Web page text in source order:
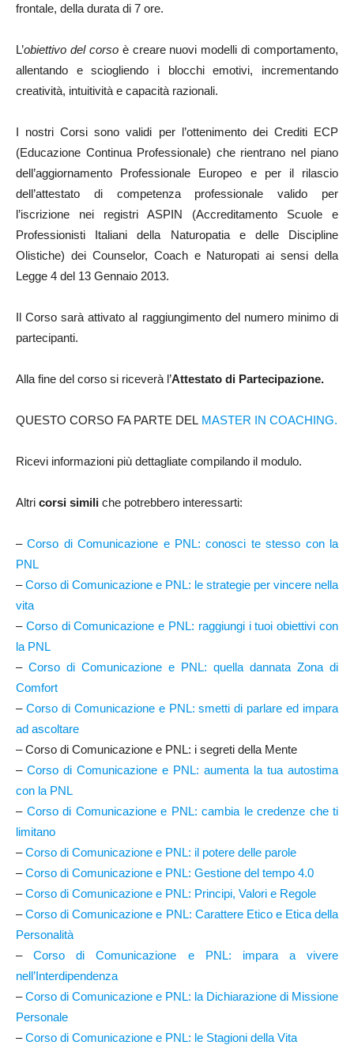
frontale, della durata di 7 ore.
L’obiettivo del corsoè creare nuovi modelli di comportamento,
allentando e sciogliendo i blocchi emotivi, incrementando
creatività, intuitività e capacità razionali.
I nostri Corsi sono validi per l’ottenimento dei Crediti ECP
(Educazione Continua Professionale) che rientrano nel piano
dell’aggiornamento Professionale Europeo e per il rilascio
dell’attestato di competenza professionale valido per
l’iscrizione nei registri ASPIN (Accreditamento Scuole e
Professionisti Italiani della Naturopatia e delle Discipline
Olistiche) dei Counselor, Coach e Naturopati ai sensi della
Legge 4 del 13 Gennaio 2013.
Il Corso sarà attivato al raggiungimento del numero minimo di
partecipanti.
Alla fine del corso si riceverà l’Attestato di Partecipazione.
QUESTO CORSO FA PARTE DEL MASTER IN COACHING.
Ricevi informazioni più dettagliate compilando il modulo.
Altri corsi simili che potrebbero interessarti:
–Corso di Comunicazione e PNL: conosci te stesso con la
PNL
–Corso di Comunicazione e PNL: le strategie per vincere nella
vita
– Corso di Comunicazione e PNL: raggiungi i tuoi obiettivi con
la PNL
– Corso di Comunicazione e PNL: quella dannata Zona di
Comfort
– Corso di Comunicazione e PNL: smetti di parlare ed impara
ad ascoltare
– Corso di Comunicazione e PNL: i segreti della Mente
– Corso di Comunicazione e PNL: aumenta la tua autostima
con la PNL
– Corso di Comunicazione e PNL: cambia le credenze che ti
limitano
–Corso di Comunicazione e PNL: il potere delle parole
–Corso di Comunicazione e PNL: Gestione del tempo 4.0
–Corso di Comunicazione e PNL: Principi, Valori e Regole
–Corso di Comunicazione e PNL: Carattere Etico e Etica della
Personalità
–Corso di Comunicazione e PNL: impara a vivere
nell’Interdipendenza
–Corso di Comunicazione e PNL: la Dichiarazione di Missione
Personale
–Corso di Comunicazione e PNL: le Stagioni della Vita